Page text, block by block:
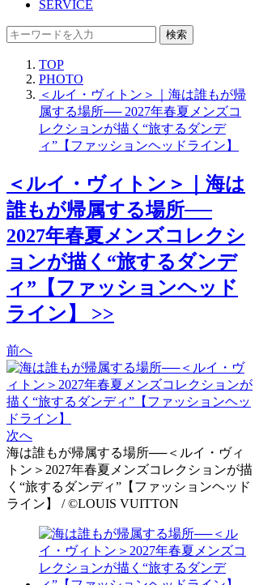
SERVICE
検索
TOP
PHOTO
＜ルイ・ヴィトン＞｜海は誰もが帰
属する場所── 2027年春夏メンズコ
レクションが描く“旅するダンデ
ィ”【ファッションヘッドライン】
＜ルイ・ヴィトン＞｜海は
誰もが帰属する場所──
2027年春夏メンズコレクシ
ョンが描く“旅するダンデ
ィ”【ファッションヘッド
ライン】 >>
前へ
次へ
海は誰もが帰属する場所──＜ルイ・ヴィ
トン＞2027年春夏メンズコレクションが描
く“旅するダンディ”【ファッションヘッド
ライン】 / ©LOUIS VUITTON